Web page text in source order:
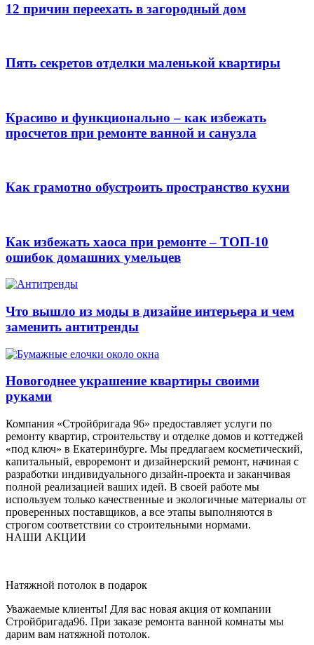
12 причин переехать в загородный дом
Пять секретов отделки маленькой квартиры
Красиво и функционально – как избежать
просчетов при ремонте ванной и санузла
Как грамотно обустроить пространство кухни
Как избежать хаоса при ремонте – ТОП-10
ошибок домашних умельцев
Что вышло из моды в дизайне интерьера и чем
заменить антитренды
Новогоднее украшение квартиры своими
руками
Компания «Стройбригада 96» предоставляет услуги по
ремонту квартир, строительству и отделке домов и коттеджей
«под ключ» в Екатеринбурге. Мы предлагаем косметический,
капитальный, евроремонт и дизайнерский ремонт, начиная с
разработки индивидуального дизайн-проекта и заканчивая
полной реализацией ваших идей. В своей работе мы
используем только качественные и экологичные материалы от
проверенных поставщиков, а все этапы выполняются в
строгом соответствии со строительными нормами.
НАШИ АКЦИИ
Натяжной потолок в подарок
Уважаемые клиенты! Для вас новая акция от компании
Стройбригада96. При заказе ремонта ванной комнаты мы
дарим вам натяжной потолок.